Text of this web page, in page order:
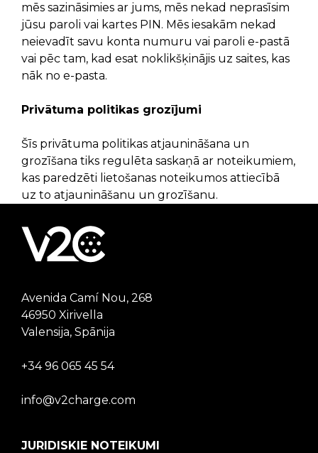
mēs sazināsimies ar jums, mēs nekad neprasīsim
jūsu paroli vai kartes PIN. Mēs iesakām nekad
neievadīt savu konta numuru vai paroli e-pastā
vai pēc tam, kad esat noklikšķinājis uz saites, kas
nāk no e-pasta.
Privātuma politikas grozījumi
Šīs privātuma politikas atjaunināšana un
grozīšana tiks regulēta saskaņā ar noteikumiem,
kas paredzēti lietošanas noteikumos attiecībā
uz to atjaunināšanu un grozīšanu.
Avenida Camí Nou, 268
46950 Xirivella
Valensija, Spānija
+34 96 065 45 54
info@v2charge.com
JURIDISKIE NOTEIKUMI